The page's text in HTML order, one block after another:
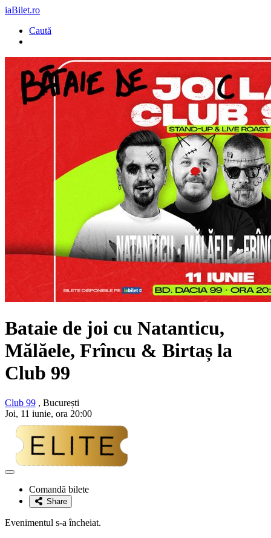
iaBilet.ro
Caută
Bataie de joi cu Natanticu,
Mălăele, Frîncu & Birtaș la
Club 99
Club 99 , București
Joi, 11 iunie, ora 20:00
Adaugă
favoriteComandă bilete
Share
Evenimentul s-a încheiat.